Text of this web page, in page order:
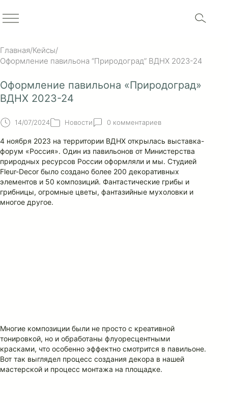
Главная/Кейсы/
Оформление павильона “Природоград” ВДНХ 2023-24
Оформление павильона «Природоград»
ВДНХ 2023-24
14/07/2024 Новости 0 комментариев
4 ноября 2023 на территории ВДНХ открылась выставка-
форум «Россия». Один из павильонов от Министерства
природных ресурсов России оформляли и мы. Студией
Fleur-Decor было создано более 200 декоративных
элементов и 50 композиций. Фантастические грибы и
грибницы, огромные цветы, фантазийные мухоловки и
многое другое.
Многие композиции были не просто с креативной
тонировкой, но и обработаны флуоресцентными
красками, что особенно эффектно смотрится в павильоне.
Вот так выглядел процесс создания декора в нашей
мастерской и процесс монтажа на площадке.